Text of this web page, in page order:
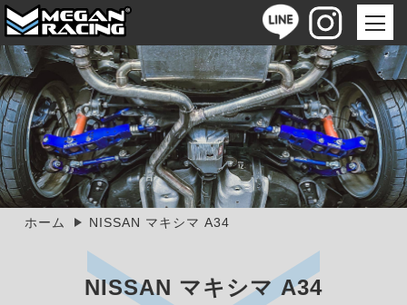
ホーム NISSAN マキシマ A34
NISSAN マキシマ A34